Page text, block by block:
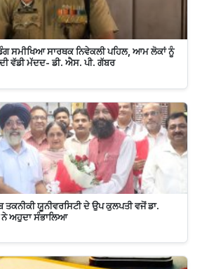
ਸਮੀਖਿਆ ਸਾਰਥਕ ਨਿਵੇਕਲੀ ਪਹਿਲ, ਆਮ ਲੋਕਾਂ ਨੂੰ
ਵੱਡੀ ਮੱਦਦ- ਡੀ. ਐਸ. ਪੀ. ਗੱਬਰ
ਯੂਨੀਵਰਸਿਟੀ ਦੇ ਉਪ ਕੁਲਪਤੀ ਵਜੋਂ ਡਾ.
ਨੇ ਅਹੁਦਾ ਸੰਭਾਲਿਆ